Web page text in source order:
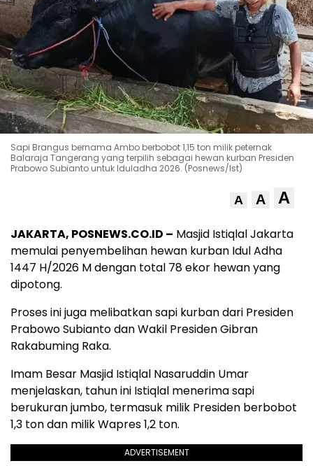
Sapi Brangus bernama Ambo berbobot 1,15 ton milik peternak
Balaraja Tangerang yang terpilih sebagai hewan kurban Presiden
Prabowo Subianto untuk Iduladha 2026. (Posnews/Ist)
A A A
JAKARTA, POSNEWS.CO.ID – Masjid Istiqlal Jakarta
memulai penyembelihan hewan kurban Idul Adha
1447 H/2026 M dengan total 78 ekor hewan yang
dipotong.
Proses ini juga melibatkan sapi kurban dari Presiden
Prabowo Subianto dan Wakil Presiden Gibran
Rakabuming Raka.
Imam Besar Masjid Istiqlal Nasaruddin Umar
menjelaskan, tahun ini Istiqlal menerima sapi
berukuran jumbo, termasuk milik Presiden berbobot
1,3 ton dan milik Wapres 1,2 ton.
ADVERTISEMENT